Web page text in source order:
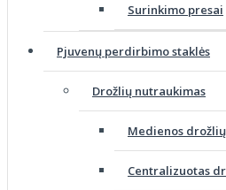
Surinkimo presai
Pjuvenų perdirbimo staklės
Drožlių nutraukimas
Medienos
Centralizuotas